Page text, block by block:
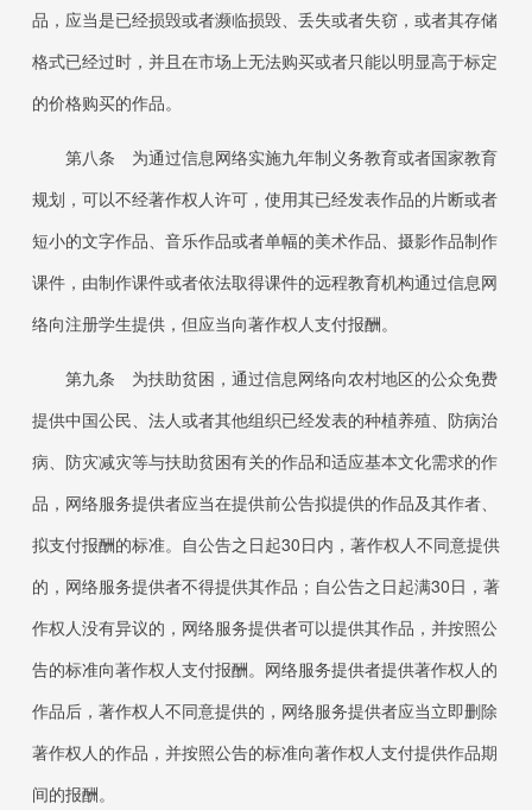
品，应当是已经损毁或者濒临损毁、丢失或者失窃，或者其存储
格式已经过时，并且在市场上无法购买或者只能以明显高于标定
的价格购买的作品。
第八条 为通过信息网络实施九年制义务教育或者国家教育
规划，可以不经著作权人许可，使用其已经发表作品的片断或者
短小的文字作品、音乐作品或者单幅的美术作品、摄影作品制作
课件，由制作课件或者依法取得课件的远程教育机构通过信息网
络向注册学生提供，但应当向著作权人支付报酬。
第九条 为扶助贫困，通过信息网络向农村地区的公众免费
提供中国公民、法人或者其他组织已经发表的种植养殖、防病治
病、防灾减灾等与扶助贫困有关的作品和适应基本文化需求的作
品，网络服务提供者应当在提供前公告拟提供的作品及其作者、
拟支付报酬的标准。自公告之日起30日内，著作权人不同意提供
的，网络服务提供者不得提供其作品；自公告之日起满30日，著
作权人没有异议的，网络服务提供者可以提供其作品，并按照公
告的标准向著作权人支付报酬。网络服务提供者提供著作权人的
作品后，著作权人不同意提供的，网络服务提供者应当立即删除
著作权人的作品，并按照公告的标准向著作权人支付提供作品期
间的报酬。